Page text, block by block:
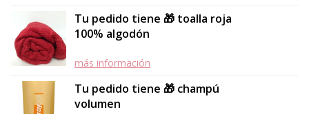
Tu pedido tiene 🎁 toalla roja
100% algodón
más información
Tu pedido tiene 🎁 champú
volumen